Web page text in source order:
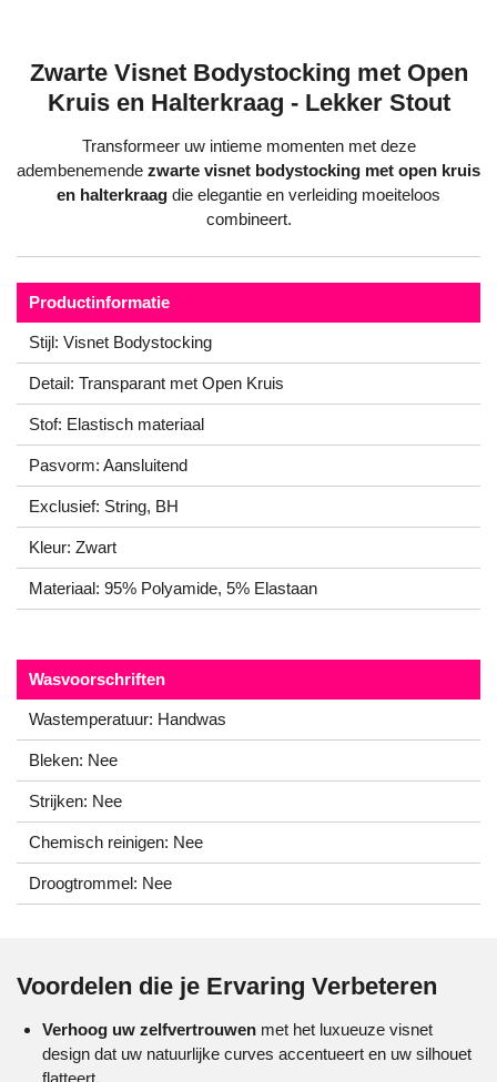
Zwarte Visnet Bodystocking met Open
Kruis en Halterkraag - Lekker Stout
Transformeer uw intieme momenten met deze
adembenemende zwarte visnet bodystocking met open kruis
en halterkraag die elegantie en verleiding moeiteloos
combineert.
Productinformatie
Stijl: Visnet Bodystocking
Detail: Transparant met Open Kruis
Stof: Elastisch materiaal
Pasvorm: Aansluitend
Exclusief: String, BH
Kleur: Zwart
Materiaal: 95% Polyamide, 5% Elastaan
Wasvoorschriften
Wastemperatuur: Handwas
Bleken: Nee
Strijken: Nee
Chemisch reinigen: Nee
Droogtrommel: Nee
Voordelen die je Ervaring Verbeteren
Verhoog uw zelfvertrouwenmet het luxueuze visnet
design dat uw natuurlijke curves accentueert en uw silhouet
flatteert.